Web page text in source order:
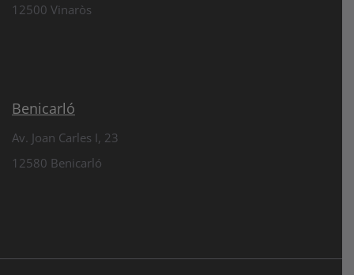
12500 Vinaròs
Benicarló
Av. Joan Carles I, 23
12580 Benicarló